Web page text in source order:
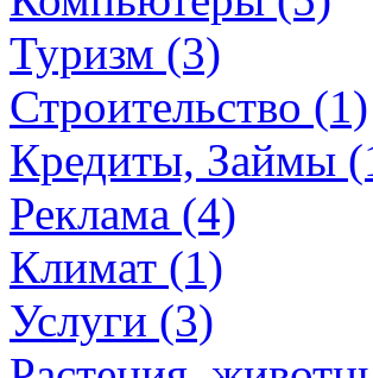
Туризм (3)
Строительство (1)
Кредиты, Займы
Реклама (4)
Климат (1)
Услуги (3)